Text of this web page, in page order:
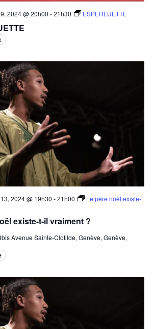
2024 @ 20h00 -21h30 ESPERLUETTE
existe-t-il vraiment ?
2024 @ 19h30 -21h00
Le père noël existe-
Avenue Sainte-Clotilde, Genève, Genève,